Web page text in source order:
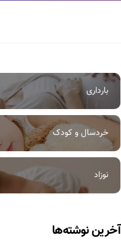
بارداری
خردسال و کودک
نوزاد
آخرین نوشته‌ها